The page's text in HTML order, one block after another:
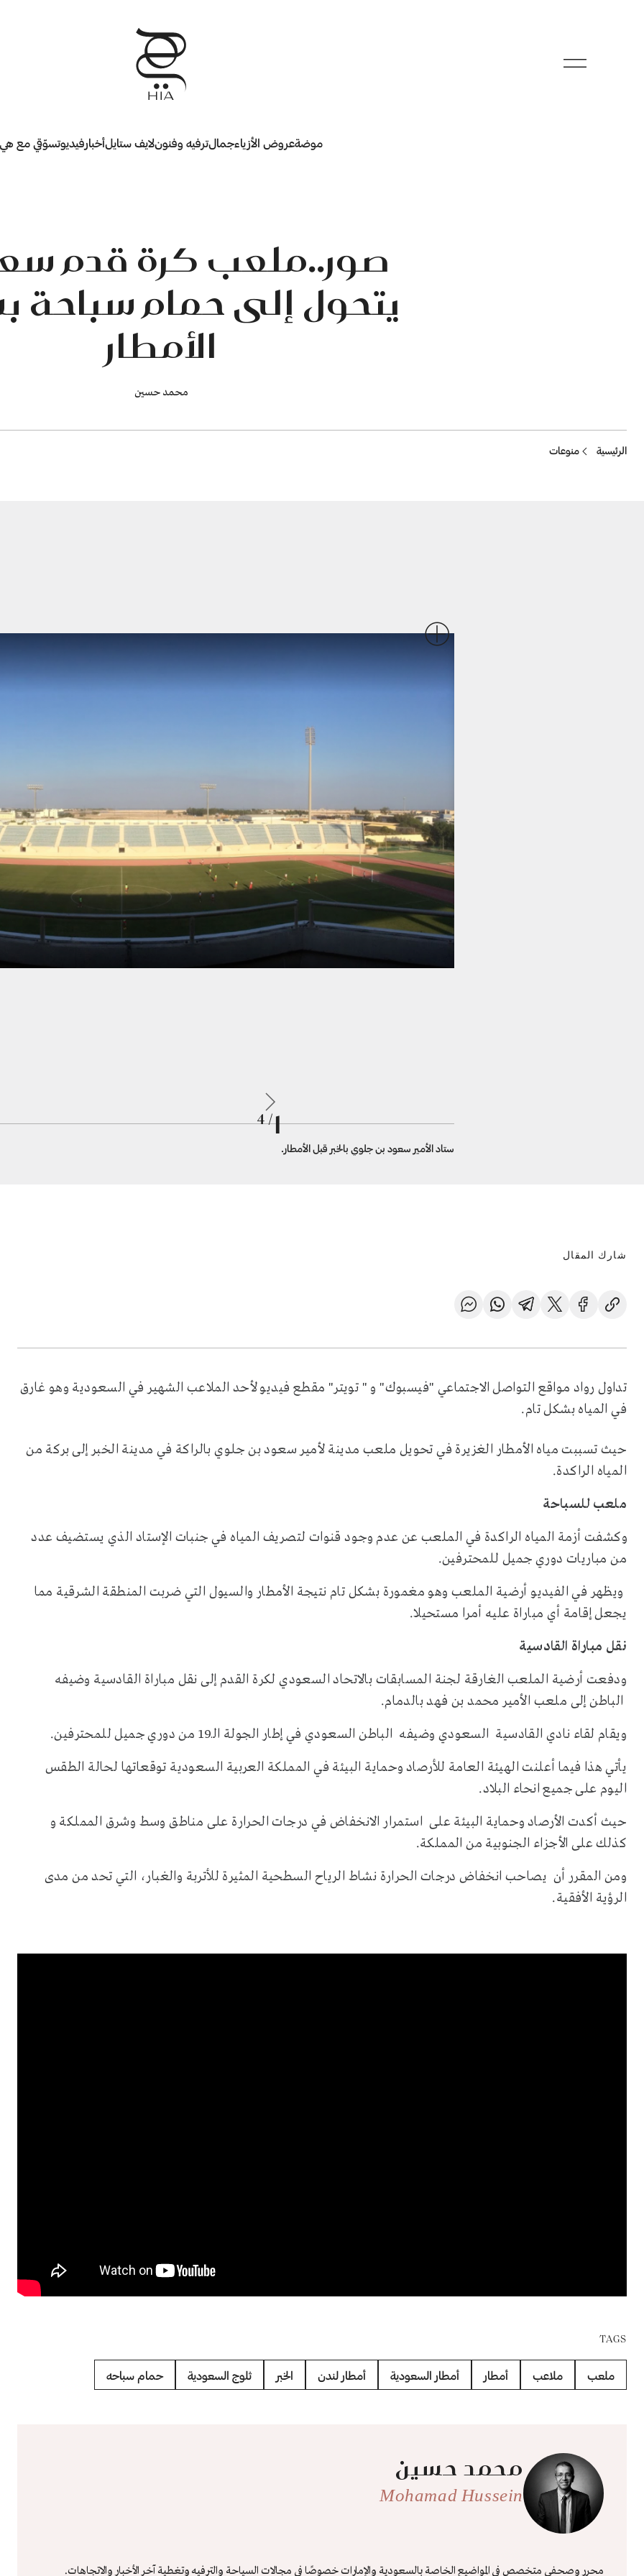
موضةعروض الأزياءجمالترفيه وفنونلايف ستايلأخبارفيديوتسوّقي مع هي
صور..ملعب كرة قدم
يتحول إلى حمام سباحة
الأمطار
محمد حسين
Breadcrumb
الرئيسية منوعات
ستاد الأمير سعود بن جلوي بالخبر قبل الأمطار.
1
/ 4
شارك المقال
تداول رواد مواقع التواصل الاجتماعي "فيسبوك" و " تويتر" مقطع فيديو لأحد الملاعب الشهير في السعودية وهو غارق
في المياه بشكل تام.
حيث تسببت مياه الأمطار الغزيرة في تحويل ملعب مدينة لأمير سعود بن جلوي بالراكة في مدينة الخبر إلى بركة من
المياه الراكدة.
ملعب للسباحة
وكشفت أزمة المياه الراكدة في الملعب عن عدم وجود قنوات لتصريف المياه في جنبات الإستاد الذي يستضيف عدد
من مباريات دوري جميل للمحترفين.
ويظهر في الفيديو أرضية الملعب وهو مغمورة بشكل تام نتيجة الأمطار والسيول التي ضربت المنطقة الشرقية مما
يجعل إقامة أي مباراة عليه أمرا مستحيلا.
نقل مباراة القادسية
ودفعت أرضية الملعب الغارقة لجنة المسابقات بالاتحاد السعودي لكرة القدم إلى نقل مباراة القادسية وضيفه
الباطن إلى ملعب الأمير محمد بن فهد بالدمام.
ويقام لقاء نادي القادسية السعودي وضيفه الباطن السعودي في إطار الجولة الـ19 من دوري جميل للمحترفين.
يأتي هذا فيما أعلنت الهيئة العامة للأرصاد وحماية البيئة في المملكة العربية السعودية توقعاتها لحالة الطقس
اليوم على جميع انحاء البلاد.
حيث أكدت الأرصاد وحماية البيئة على استمرار الانخفاض في درجات الحرارة على مناطق وسط وشرق المملكة و
كذلك على الأجزاء الجنوبية من المملكة.
ومن المقرر أن يصاحب انخفاض درجات الحرارة نشاط الرياح السطحية المثيرة للأتربة والغبار، التي تحد من مدى
الرؤية الأفقية.
TAGS
ملعب ملاعب أمطار أمطار السعودية أمطار لندن الخبر ثلوج السعودية حمام سباحه
محمد حسين
Mohamad Hussein
محرر وصحفي متخصص في المواضيع الخاصة بالسعودية والإمارات خصوصًا في مجالات السياحة والترفيه وتغطية آخر الأخبار والاتجاهات.